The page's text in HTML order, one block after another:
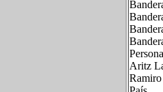
Aritz